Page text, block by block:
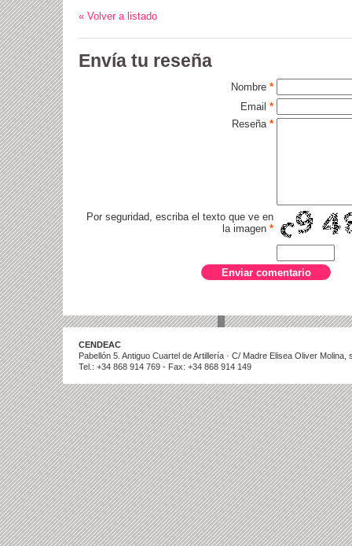
« Volver a listado
Envía tu reseña
Nombre *
Email *
Reseña *
Por seguridad, escriba el texto que ve en
la imagen *
CENDEAC
Pabellón 5. Antiguo Cuartel de Artillería · C/ Madre Elisea Oliver
Tel.: +34 868 914 769 - Fax: +34 868 914 149